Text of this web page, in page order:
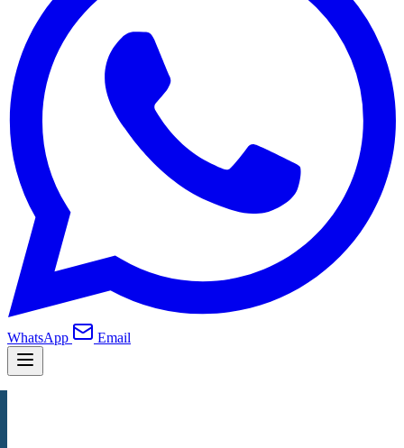
WhatsApp Email